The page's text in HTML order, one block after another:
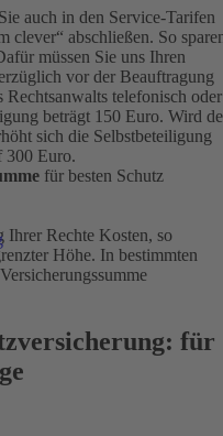
auch in den Service-Tarifen
clever“ abschließen. So
müssen Sie uns Ihren
vor der Beauftragung
telefonisch oder
beträgt 150 Euro. Wird
sich die Selbstbeteiligung
300 Euro.
für besten Schutz
Ihrer Rechte Kosten, so
Höhe. In bestimmten
für